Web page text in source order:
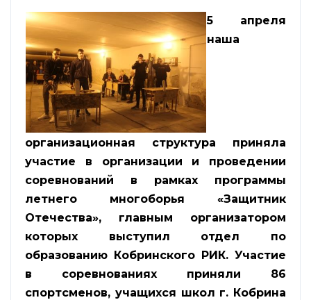
5 апреля
наша
организационная структура приняла
участие в организации и проведении
соревнований в рамках программы
летнего многоборья «Защитник
Отечества», главным организатором
которых выступил отдел по
образованию Кобринского РИК. Участие
в соревнованиях приняли 86
спортсменов, учащихся школ г. Кобрина